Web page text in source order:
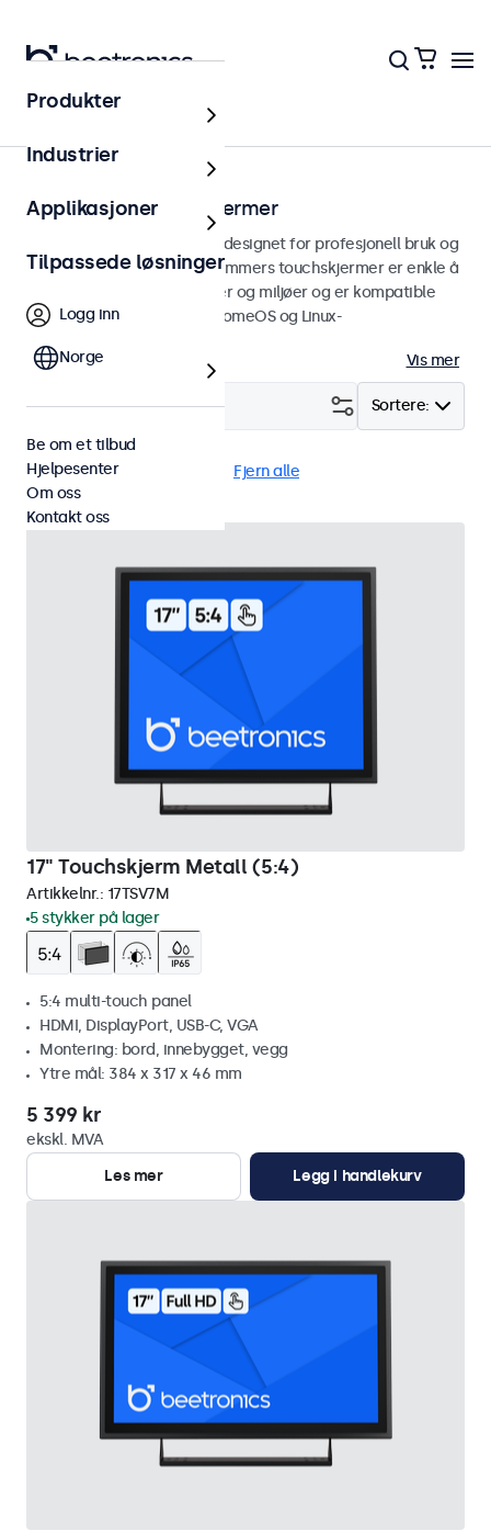
Touchskjermer
17 tommers touchskjermer
17 tommers touchskjermer designet for profesjonell bruk og
kontinuerlig bruk. Våre 17 tommers touchskjermer er enkle å
integrere i alle applikasjoner og miljøer og er kompatible
med Windows, macOS, ChromeOS og Linux-
Vis mer
Sortere:
Filter (3)
17" touchskjermer Fjern alle
17" Touchskjerm Metall (5:4)
Artikkelnr.: 17TSV7M
5 stykker på lager
5:4 multi-touch panel
HDMI, DisplayPort, USB-C, VGA
Montering: bord, innebygget, vegg
Ytre mål: 384 x 317 x 46 mm
5 399 kr
ekskl. MVA
Les mer
Legg i handlekurv
Produkter
Industrier
Applikasjoner
Tilpassede løsninger
Logg inn
Norge
Be om et tilbud
Hjelpesenter
Om oss
Kontakt oss